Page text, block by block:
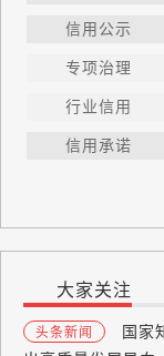
信用公示
专项治理
行业信用
信用承诺
大家关注
头条新闻
国家